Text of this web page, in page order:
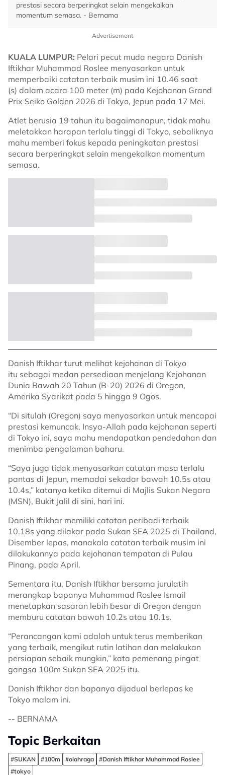
prestasi secara berperingkat selain mengekalkan
momentum semasa. - Bernama
Advertisement
KUALA LUMPUR: Pelari pecut muda negara Danish
Iftikhar Muhammad Roslee menyasarkan untuk
memperbaiki catatan terbaik musim ini 10.46 saat
(s) dalam acara 100 meter (m) pada Kejohanan Grand
Prix Seiko Golden 2026 di Tokyo, Jepun pada 17 Mei.
Atlet berusia 19 tahun itu bagaimanapun, tidak mahu
meletakkan harapan terlalu tinggi di Tokyo, sebaliknya
mahu memberi fokus kepada peningkatan prestasi
secara berperingkat selain mengekalkan momentum
semasa.
Danish Iftikhar turut melihat kejohanan di Tokyo
itu sebagai medan persediaan menjelang Kejohanan
Dunia Bawah 20 Tahun (B-20) 2026 di Oregon,
Amerika Syarikat pada 5 hingga 9 Ogos.
“Di situlah (Oregon) saya menyasarkan untuk mencapai
prestasi kemuncak. Insya-Allah pada kejohanan seperti
di Tokyo ini, saya mahu mendapatkan pendedahan dan
menimba pengalaman baharu.
“Saya juga tidak menyasarkan catatan masa terlalu
pantas di Jepun, memadai sekadar bawah 10.5s atau
10.4s,” katanya ketika ditemui di Majlis Sukan Negara
(MSN), Bukit Jalil di sini, hari ini.
Danish Iftikhar memiliki catatan peribadi terbaik
10.18s yang dilakar pada Sukan SEA 2025 di Thailand,
Disember lepas, manakala catatan terbaik musim ini
dilakukannya pada kejohanan tempatan di Pulau
Pinang, pada April.
Sementara itu, Danish Iftikhar bersama jurulatih
merangkap bapanya Muhammad Roslee Ismail
menetapkan sasaran lebih besar di Oregon dengan
memburu catatan bawah 10.2s atau 10.1s.
“Perancangan kami adalah untuk terus memberikan
yang terbaik, mengikut rutin latihan dan melakukan
persiapan sebaik mungkin,” kata pemenang pingat
gangsa 100m Sukan SEA 2025 itu.
Danish Iftikhar dan bapanya dijadual berlepas ke
Tokyo malam ini.
-- BERNAMA
Topic Berkaitan
#SUKAN #100m #olahraga
#Danish Iftikhar Muhammad Roslee
#tokyo